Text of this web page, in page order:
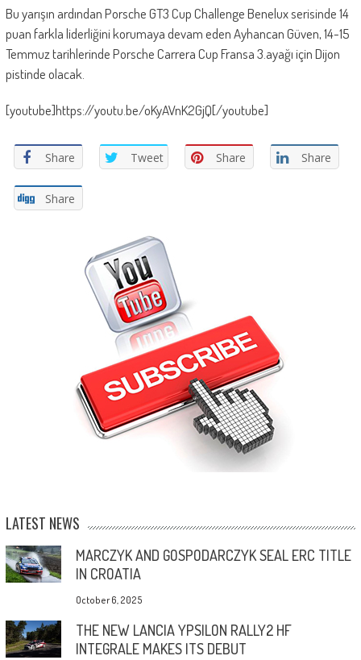
Bu yarışın ardından Porsche GT3 Cup Challenge Benelux serisinde 14
puan farkla liderliğini korumaya devam eden Ayhancan Güven, 14-15
Temmuz tarihlerinde Porsche Carrera Cup Fransa 3.ayağı için Dijon
pistinde olacak.
[youtube]https://youtu.be/oKyAVnK2GjQ[/youtube]
Share Tweet Share Share
Share
LATEST NEWS
MARCZYK AND GOSPODARCZYK SEAL ERC TITLE
IN CROATIA
October 6, 2025
THE NEW LANCIA YPSILON RALLY2 HF
INTEGRALE MAKES ITS DEBUT